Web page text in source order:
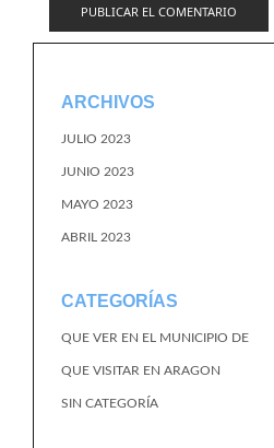
ARCHIVOS
JULIO 2023
JUNIO 2023
MAYO 2023
ABRIL 2023
CATEGORÍAS
QUE VER EN EL MUNICIPIO DE
QUE VISITAR EN ARAGON
SIN CATEGORÍA